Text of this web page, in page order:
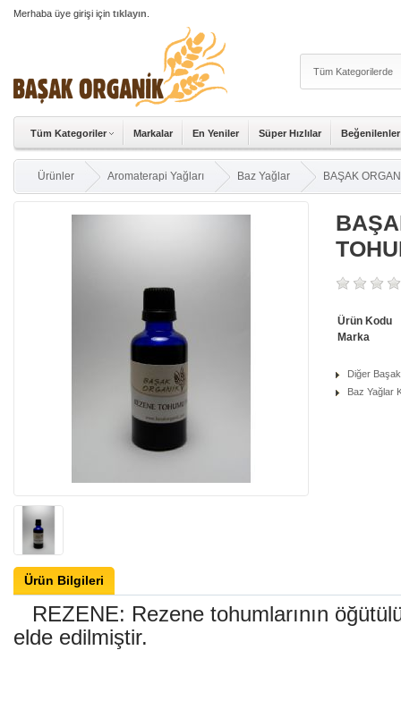
Merhaba üye girişi için tıklayın
Tüm Kategoriler Markalar En Yeniler Süper Hızlılar Beğenilenler
Ürünler Aromaterapi Yağları Baz Yağlar BAŞAK
Ürün Kodu
Marka
Diğer
Baz Yağlar
Ürün Bilgileri
REZENE: Rezene tohumlarının
elde edilmiştir.